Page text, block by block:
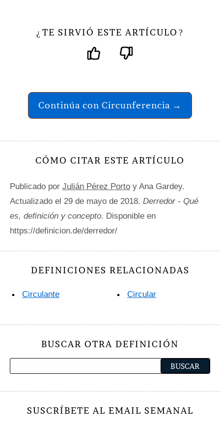
¿ TE SIRVIÓ ESTE ARTÍCULO ?
Continúa con Circunferencia →
CÓMO CITAR ESTE ARTÍCULO
Publicado por Julián Pérez Porto y Ana Gardey.
Actualizado el 29 de mayo de 2018. Derredor - Qué
es, definición y concepto. Disponible en
https://definicion.de/derredor/
DEFINICIONES RELACIONADAS
Circulante Circular
BUSCAR OTRA DEFINICIÓN
SUSCRÍBETE AL EMAIL SEMANAL